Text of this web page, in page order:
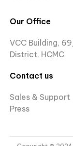
opens
new
opens
new
opens
in
new
Our Office
VCC Building,
District, HCMC
Contact us
Sales & Support
Press